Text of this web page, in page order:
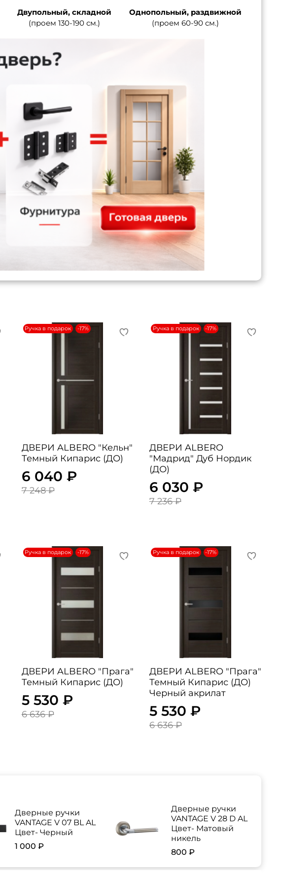
Двупольный, складной
(проем 130-190 см.)
Однопольный, раздвижной
(проем 60-90 см.)
Ручка в подарок -17%
ДВЕРИ ALBERO "Кельн"
Темный Кипарис (ДО)
6 040 ₽
7 248 ₽
Ручка в подарок -17%
ДВЕРИ ALBERO
"Мадрид" Дуб Нордик
(ДО)
6 030 ₽
7 236 ₽
Ручка в подарок -17%
ДВЕРИ ALBERO "Прага"
Темный Кипарис (ДО)
5 530 ₽
6 636 ₽
Ручка в подарок -17%
ДВЕРИ ALBERO "Прага"
Темный Кипарис (ДО)
Черный акрилат
5 530 ₽
6 636 ₽
Дверные ручки
VANTAGE V 07 BL AL
Цвет- Черный
1 000 ₽
Дверные ручки
VANTAGE V 28 D AL
Цвет- Матовый
никель
800 ₽